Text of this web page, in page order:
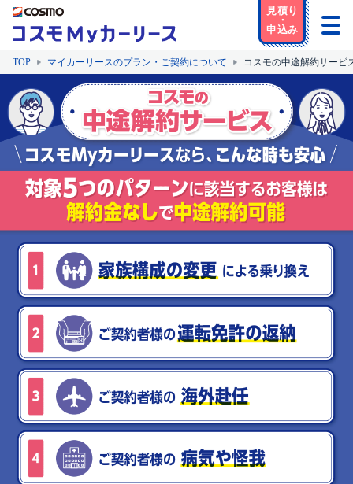
TOP マイカーリースのプラン・ご契約について コスモの中途解約サービ